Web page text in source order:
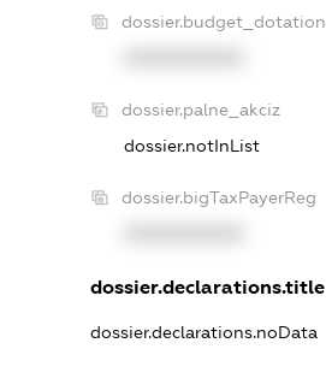
dossier.budget_dotation
dossier.palne_akciz
dossier.notInList
dossier.bigTaxPayerReg
dossier.declarations.title
dossier.declarations.noData